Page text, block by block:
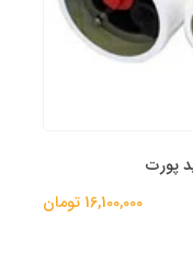
16,100,000 تومان